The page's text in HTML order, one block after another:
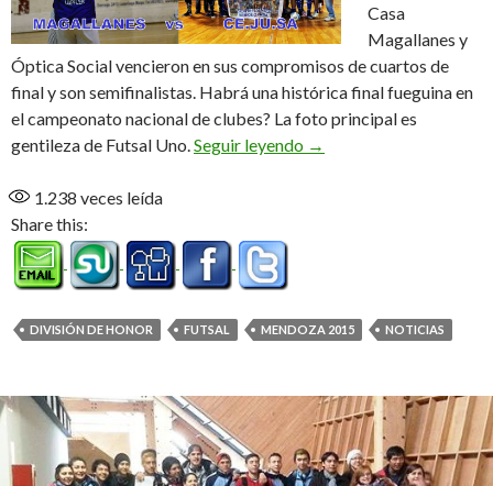
Casa
Magallanes y
Óptica Social vencieron en sus compromisos de cuartos de
final y son semifinalistas. Habrá una histórica final fueguina en
el campeonato nacional de clubes? La foto principal es
gentileza de Futsal Uno.Seguir leyendo El futsal ushuaiense en
→
1.238 veces leída
Share this:
DIVISIÓN DE HONOR FUTSAL MENDOZA 2015 NOTICIAS